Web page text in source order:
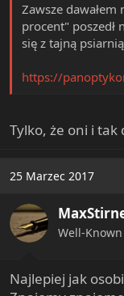
Zawsze dawałem
procent" poszedł
się z tajną
https://
Tylko, że oni i tak
25 Marzec 2017
Well-
Najlepiej jak